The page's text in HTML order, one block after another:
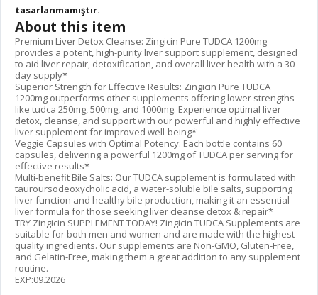
tasarlanmamıştır.
About this item
Premium Liver Detox Cleanse: Zingicin Pure TUDCA 1200mg
provides a potent, high-purity liver support supplement, designed
to aid liver repair, detoxification, and overall liver health with a 30-
day supply*
Superior Strength for Effective Results: Zingicin Pure TUDCA
1200mg outperforms other supplements offering lower strengths
like tudca 250mg, 500mg, and 1000mg. Experience optimal liver
detox, cleanse, and support with our powerful and highly effective
liver supplement for improved well-being*
Veggie Capsules with Optimal Potency: Each bottle contains 60
capsules, delivering a powerful 1200mg of TUDCA per serving for
effective results*
Multi-benefit Bile Salts: Our TUDCA supplement is formulated with
tauroursodeoxycholic acid, a water-soluble bile salts, supporting
liver function and healthy bile production, making it an essential
liver formula for those seeking liver cleanse detox & repair*
TRY Zingicin SUPPLEMENT TODAY! Zingicin TUDCA Supplements are
suitable for both men and women and are made with the highest-
quality ingredients. Our supplements are Non-GMO, Gluten-Free,
and Gelatin-Free, making them a great addition to any supplement
routine.
EXP:09.2026